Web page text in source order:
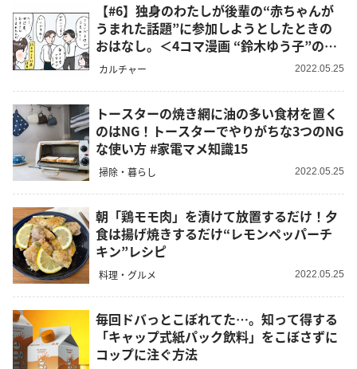
【#6】独身のわたしが後輩の“赤ちゃんが
うまれた話題”に参加しようとしたときの
おはなし。＜4コマ漫画 “鈴木ゆう子”の日
常＞
カルチャー 2022.05.25
トースターの焼き網に油の多い食材を置く
のはNG！トースターでやりがちな3つのNG
な使い方 #家電マメ知識15
掃除・暮らし 2022.05.25
朝「鶏モモ肉」を漬けて放置するだけ！夕
食は揚げ焼きするだけ“レモンペッパーチ
キン”レシピ
料理・グルメ 2022.05.25
毎回ドバっとこぼれてた…。知って得する
「キャップ式紙パック飲料」をこぼさずに
コップに注ぐ方法